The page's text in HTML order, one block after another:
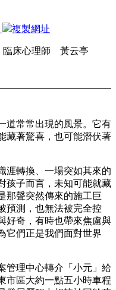
複製網址
臨床心理師 黃云亭
常常出現的風景。它有
藏著驚喜，也可能潛伏著
轉換、一場突如其來的
孩子而言，未知可能就藏
那聲突然傳來的施工巨
預測，也無法被完全控
好奇，有時也帶來焦慮與
它們正是我們面對世界
理中心轉介「小元」給
市區大約一點五小時車程